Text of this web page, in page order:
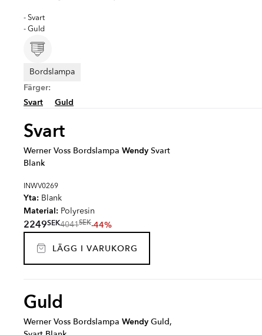
- Svart
- Guld
Bordslampa
Färger:
Svart
Guld
Svart
Werner Voss Bordslampa Wendy Svart
Blank
INWV0269
Yta: Blank
Material: Polyresin
2249SEK4041SEK-44%
LÄGG I VARUKORG
Guld
Werner Voss Bordslampa Wendy Guld,